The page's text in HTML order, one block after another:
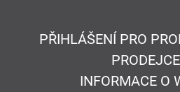
PŘIHLÁŠENÍ PRO
PRODEJCE
INFORMACE O